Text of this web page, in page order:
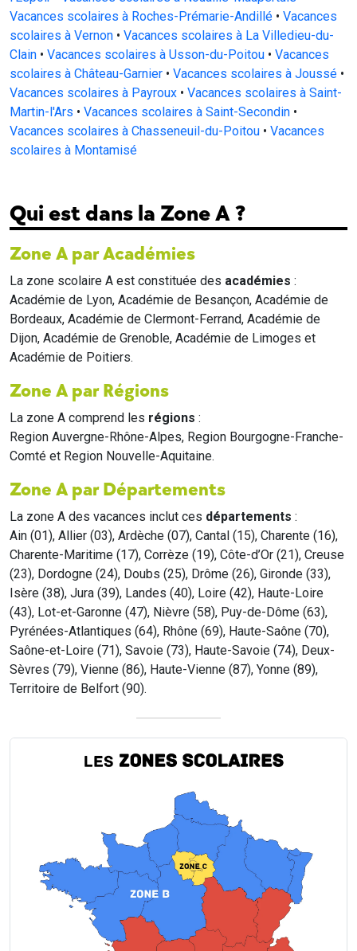
Vacances scolaires à Roches-Prémarie-Andillé • Vacances
scolaires à Vernon • Vacances scolaires à La Villedieu-du-
Clain • Vacances scolaires à Usson-du-Poitou • Vacances
scolaires à Château-Garnier • Vacances scolaires à Joussé •
Vacances scolaires à Payroux • Vacances scolaires à Saint-
Martin-l'Ars • Vacances scolaires à Saint-Secondin •
Vacances scolaires à Chasseneuil-du-Poitou • Vacances
scolaires à Montamisé
Qui est dans la Zone A ?
Zone A par Académies
La zone scolaire A est constituée des académies :
Académie de Lyon, Académie de Besançon, Académie de
Bordeaux, Académie de Clermont-Ferrand, Académie de
Dijon, Académie de Grenoble, Académie de Limoges et
Académie de Poitiers.
Zone A par Régions
La zone A comprend les régions :
Region Auvergne-Rhône-Alpes, Region Bourgogne-Franche-
Comté et Region Nouvelle-Aquitaine.
Zone A par Départements
La zone A des vacances inclut ces départements :
Ain (01), Allier (03), Ardèche (07), Cantal (15), Charente (16),
Charente-Maritime (17), Corrèze (19), Côte-d’Or (21), Creuse
(23), Dordogne (24), Doubs (25), Drôme (26), Gironde (33),
Isère (38), Jura (39), Landes (40), Loire (42), Haute-Loire
(43), Lot-et-Garonne (47), Nièvre (58), Puy-de-Dôme (63),
Pyrénées-Atlantiques (64), Rhône (69), Haute-Saône (70),
Saône-et-Loire (71), Savoie (73), Haute-Savoie (74), Deux-
Sèvres (79), Vienne (86), Haute-Vienne (87), Yonne (89),
Territoire de Belfort (90).